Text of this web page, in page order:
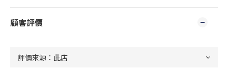
顧客評價